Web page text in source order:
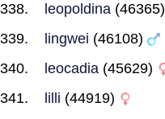
leopoldina (46365)
lingwei (46108)
leocadia (45629)
lilli (44919)